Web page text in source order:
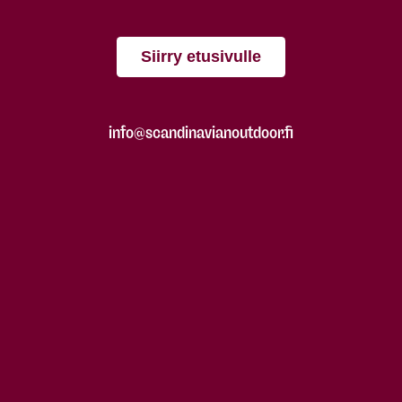
Siirry etusivulle
info@scandinavianoutdoor.fi